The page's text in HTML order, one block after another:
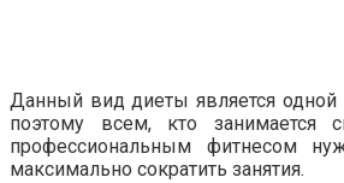
Данный вид диеты является
поэтому всем, кто занимается
профессиональным фитнесом
максимально сократить занятия.